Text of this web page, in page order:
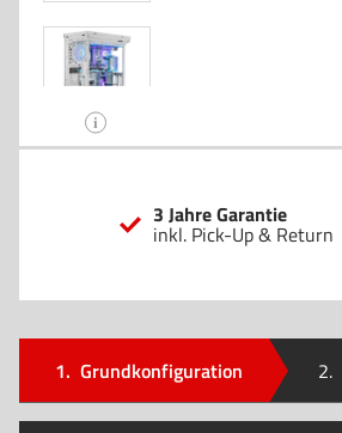
i
3 Jahre Garantie
inkl. Pick-Up & Return
1. Grundkonfiguration 2.